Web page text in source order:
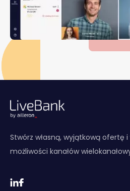
Stwórz własną, wyjątkową ofertę i
możliwości kanałów